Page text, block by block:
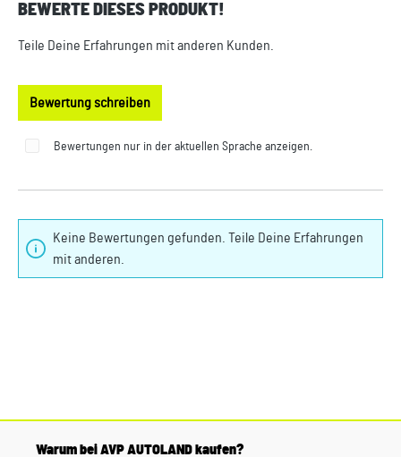
Durchschnittliche Bewertung von 0 von 5 Sternen
BEWERTE DIESES PRODUKT!
Teile Deine Erfahrungen mit anderen Kunden.
Bewertung schreiben
Bewertungen nur in der aktuellen Sprache anzeigen.
Keine Bewertungen gefunden. Teile Deine Erfahrungen
mit anderen.
Warum bei AVP AUTOLAND kaufen?